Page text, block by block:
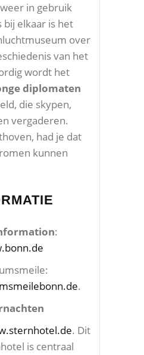
in gebruik
bij elkaar is het
over
van het
wordt het
diplomaten
die skypen,
vergaderen.
had je dat
kunnen
:
.
. Dit
is centraal